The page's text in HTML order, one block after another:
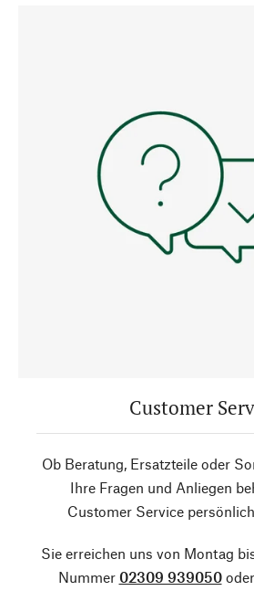
Customer
Ob Beratung, Ersatzteile oder
Ihre Fragen und Anliegen
Customer Service
Sie erreichen uns von Montag
Nummer 02309 939050